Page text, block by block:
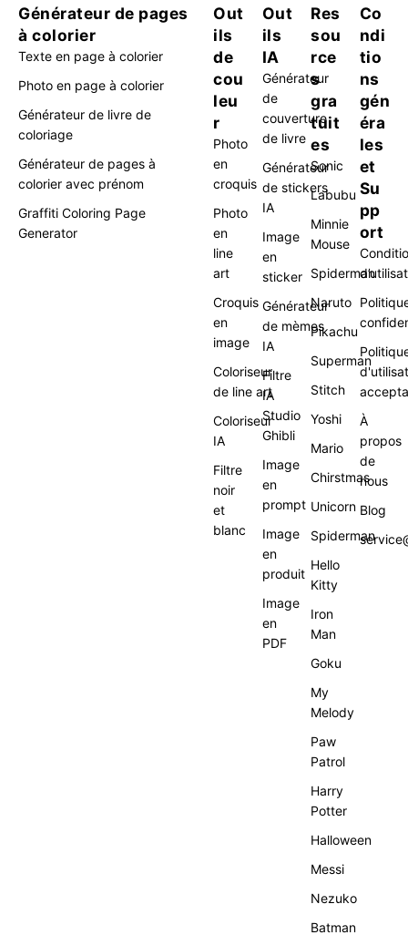
Générateur de pages
à colorier
Texte en page à colorier
Photo en page à colorier
Générateur de livre de
coloriage
Générateur de pages à
colorier avec prénom
Graffiti Coloring Page
Generator
Out
ils
de
cou
leu
r
Photo
en
croquis
Photo
en
line
art
Croquis
en
image
Coloriseur
de line art
Coloriseur
IA
Filtre
noir
et
blanc
Out
ils
IA
Générateur
de
couverture
de livre
Générateur
de stickers
IA
Image
en
sticker
Générateur
de mèmes
IA
Filtre
IA
Studio
Ghibli
Image
en
prompt
Image
en
produit
Image
en
PDF
Res
sou
rce
s
gra
tuit
es
Sonic
Labubu
Minnie
Mouse
Spiderman
Naruto
Pikachu
Superman
Stitch
Yoshi
Mario
Chirstmas
Unicorn
Spiderman
Hello
Kitty
Iron
Man
Goku
My
Melody
Paw
Patrol
Harry
Potter
Halloween
Messi
Nezuko
Batman
Co
ndi
tio
ns
gén
éra
les
et
Su
pp
ort
À
propos
de
nous
Blog